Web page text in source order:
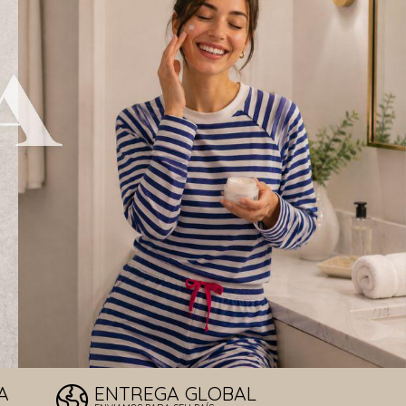
DE SOL
ENTREGA GLOBAL